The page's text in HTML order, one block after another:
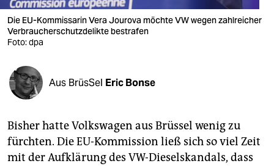
verlag
veranstaltungen
fragen & hilfe
abo
genossenschaft
Die EU-Kommissarin Vera Jourova möchte VW wegen zahlreicher
Verbraucherschutzdelikte bestrafen
Foto: dpa
Aus Brüs­Sel Eric Bonse
Bis­her hatte Volks­wa­gen aus Brüs­sel wenig zu
fürch­ten. Die EU-Kom­mis­si­on ließ sich so viel Zeit
mit der Auf­klä­rung des VW-Die­selskan­dals, dass